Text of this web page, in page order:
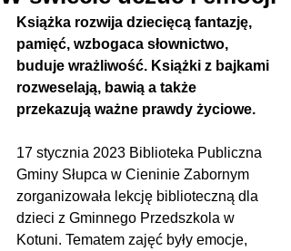
Książka rozwija dziecięcą fantazję,
pamięć, wzbogaca słownictwo,
buduje wrażliwość. Książki z bajkami
rozweselają, bawią a także
przekazują ważne prawdy życiowe.
17 stycznia 2023 Biblioteka Publiczna
Gminy Słupca w Cieninie Zabornym
zorganizowała lekcję biblioteczną dla
dzieci z Gminnego Przedszkola w
Kotuni. Tematem zajęć były emocje,